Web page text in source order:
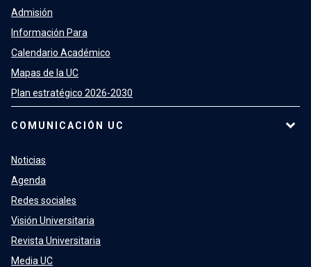
Admisión
Información Para
Calendario Académico
Mapas de la UC
Plan estratégico 2026-2030
COMUNICACIÓN UC
Noticias
Agenda
Redes sociales
Visión Universitaria
Revista Universitaria
Media UC